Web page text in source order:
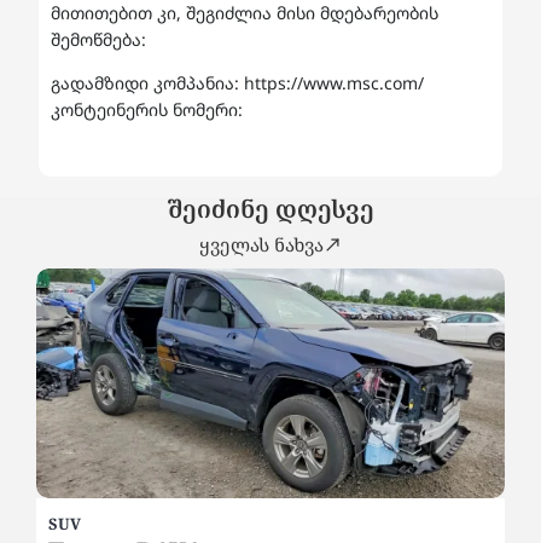
მითითებით კი, შეგიძლია მისი მდებარეობის
შემოწმება:
გადამზიდი კომპანია: https://www.msc.com/
კონტეინერის ნომერი:
შეიძინე დღესვე
ყველას ნახვა
SUV